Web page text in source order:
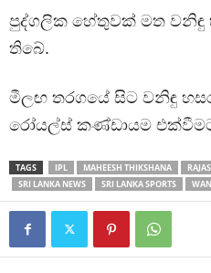
පුද්ගලික හේතුවක් මත වනිඳු
තිබේ.
මීලඟ තරගයේ සිට වනිඳු
රෝයල්ස් කණ්ඩායම
TAGS IPL MAHEESH THIKSHANA
SRI LANKA NEWS
SRI LANKA SPORTS